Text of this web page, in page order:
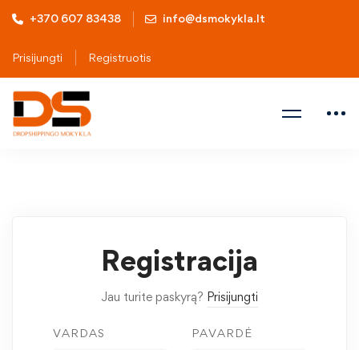
+370 607 83438 info@dsmokykla.lt
Prisijungti Registruotis
Registracija
Jau turite paskyrą? Prisijungti
VARDAS PAVARDĖ